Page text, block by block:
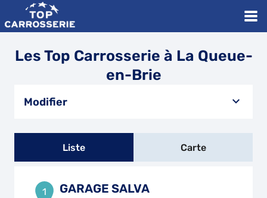
Les Top Carrosserie à La Queue-
en-Brie
Modifier
Liste Carte
1 GARAGE SALVA